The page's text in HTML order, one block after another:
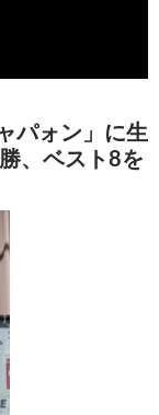
パォン」に生
、ベスト8を